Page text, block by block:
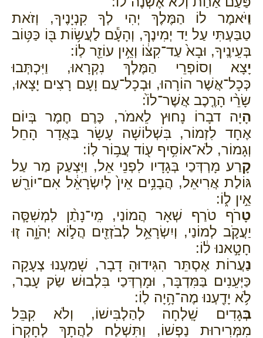
וַיֹּאמֶר לוֹ הַמֶּלֶךְ יְהִי לְךָ קִנְיָנֶיךָ, וְזֹאת
טַבַּעְתִּי עַל יַד יְמִינֶךָ, וְהָעָ֕ם לַעֲשׂ֥וֹת בּ֖וֹ כַּטּ֥וֹב
בְּעֵינֶֽיךָ, וּבָא֙ עַד־קִצּ֔וֹ וְאֵ֥ין עוֹזֵ֖ר לֽוֹ:
יָצָא וְסוֹפְרֵי הַמֶּלֶךְ נִקְרָאוּ, וַיִּכְתְּבוּ
כְּכָל־אֲשֶׁר הוֹרָהוּ, וּבְכָל־עַם וָעָם רָצִים יָצָאוּ,
שָׂרֵ֨י הָרֶ֤כֶב אֲשֶׁר־לוֹ֙:
הָיָה דבָרוֹ נָחוּץ לֵאמֹר, כֶּרֶם חֶמֶר בְּיוֹם
אֶחָד לִזְמוֹר, בִּשְׁלוֹשָׁה עָשָׂר בַּאֲדָר הָחֵל
וְגָמוֹר, לֹא־אוֹסִ֥יף ע֖וֹד עֲב֥וֹר לֽוֹ:
קָרַע מָרְדְּכַי בְּגָדָיו לִפְנֵי אֵל, וַיִּצְעַק מַר עַל
גּוֹלַת אֲרִיאֵל, הֲבָנִ֥ים אֵין֙ לְיִשְׂרָאֵ֔ל אִם־יוֹרֵ֖שׁ
אֵ֣ין ל֑וֹ:
טָרֹף טֹרַף שְׁאָר הֲמוֹנַי, מִֽי־נָתַ֨ן לִמְשִׁסָּ֧ה
יַעֲקֹ֛ב לְמוֹנַי, וְיִשְׂרָאֵ֥ל לְבֹזְזִ֖ים הֲל֣וֹא יְהֹוָ֑ה ז֚וּ
חָטָ֣אנוּ ל֔וֹ:
נַעֲרוֹת אֶסְתֵּר הִגִּידוּהָ דָבָר, שָׁמַעְנוּ צְעָקָה
כַּיְּעֵנִים בַּמִּדְבָּר, וּמָרְדְּכַי בִּלְבוּשׁ שַׂק עָבַר,
לֹ֥א יָדַ֖עְנוּ מֶה־הָ֥יָה לֽוֹ:
בְּגָדִים שָֽׁלְחָה לְהַלְבִּישׁוֹ, וְלֹא קִבֵּל
מִמְּרִירוּת נַפְשׁוֹ, וַתִּשְׁלַח לַהֲתָךְ לְחָקְרוֹ